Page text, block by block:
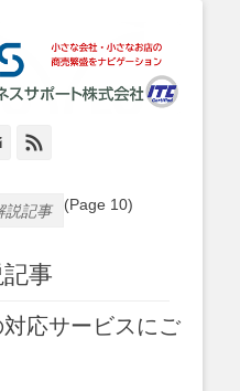
岸本ビジネスサポ
ート株式会社
営をナビゲーション
Email
説記事 (Page 10)
事
応サービスにご